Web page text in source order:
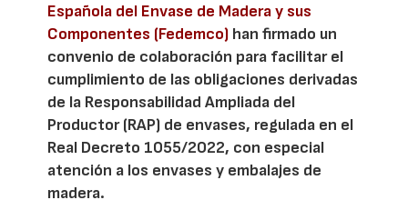
Española del Envase de Madera y sus
Componentes (Fedemco) han firmado un
convenio de colaboración para facilitar el
cumplimiento de las obligaciones derivadas
de la Responsabilidad Ampliada del
Productor (RAP) de envases, regulada en el
Real Decreto 1055/2022, con especial
atención a los envases y embalajes de
madera.